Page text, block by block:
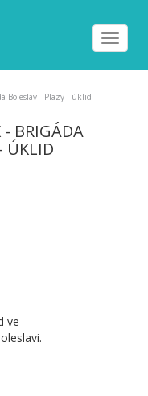
Toggle
Boleslav - Plazy - úklid
- BRIGÁDA
ÚKLID
ve